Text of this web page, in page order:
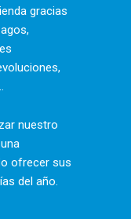
gracias
nuestro
ofrecer sus
del año.